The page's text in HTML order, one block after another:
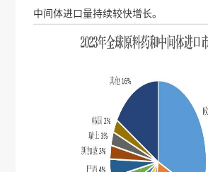
中间体进口量持续较快增长。